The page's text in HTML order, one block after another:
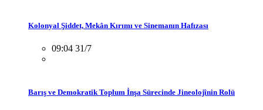
Kolonyal Şiddet, Mekân Kırımı ve Sinemanın Hafızası
09:04 31/7
Barış ve Demokratik Toplum İnşa Sürecinde Jineolojînin Rolü